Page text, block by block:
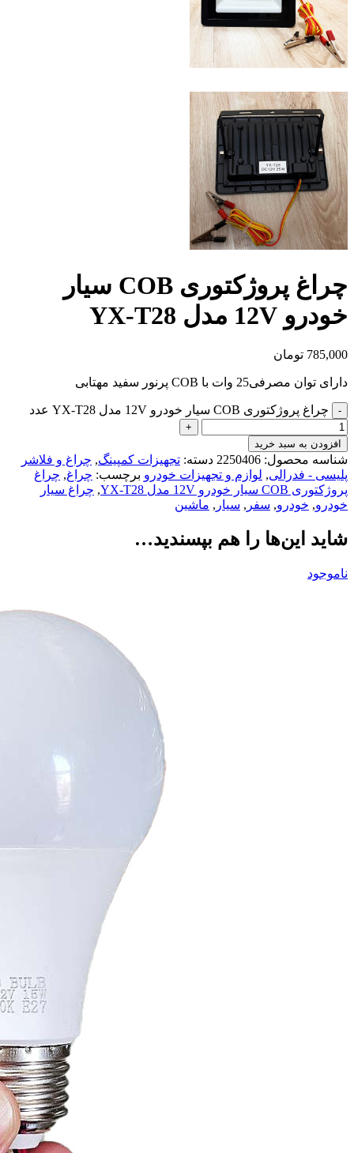
چراغ پروژکتوری COB سیار
خودرو 12V مدل YX-T28
785,000 تومان
دارای توان مصرفی25 وات با COB پرنور سفید مهتابی
چراغ پروژکتوری COB سیار خودرو 12V مدل YX-T28 عدد
افزودن به سبد خرید
شناسه محصول: 2250406 دسته: تجهیزات کمپینگ, چراغ و فلاشر
پلیسی - فدرالی, لوازم و تجهیزات خودرو برچسب: چراغ, چراغ
پروژکتوری COB سیار خودرو 12V مدل YX-T28
, چراغ سیار
خودرو, خودرو, سفر , سیار , ماشین
شاید این‌ها را هم بپسندید…
ناموجود